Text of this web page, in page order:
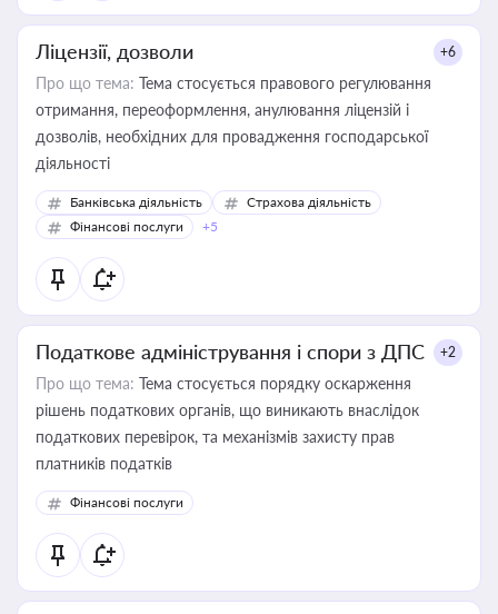
Ліцензії, дозволи +6
Про що тема: Тема стосується правового регулювання
отримання, переоформлення, анулювання ліцензій і
дозволів, необхідних для провадження господарської
діяльності
Банківська діяльність
Страхова діяльність
Фінансові послуги
+5
Податкове адміністрування і спори з ДПС +2
Про що тема: Тема стосується порядку оскарження
рішень податкових органів, що виникають внаслідок
податкових перевірок, та механізмів захисту прав
платників податків
Фінансові послуги